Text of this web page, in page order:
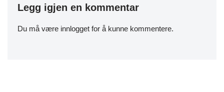
Legg igjen en kommentar
Du må være innlogget for å kunne kommentere.